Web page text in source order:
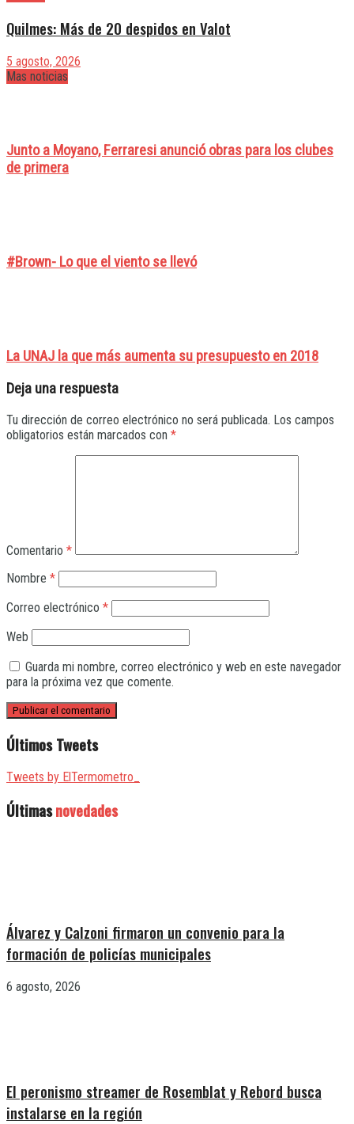
Quilmes: Más de 20 despidos en Valot
5 agosto, 2026
Mas noticias
Junto a Moyano, Ferraresi anunció obras para los clubes
de primera
#Brown- Lo que el viento se llevó
La UNAJ la que más aumenta su presupuesto en 2018
Deja una respuesta
Tu dirección de correo electrónico no será publicada. Los campos
obligatorios están marcados con *
Comentario *
Nombre *
Correo electrónico *
Web
Guarda mi nombre, correo electrónico y web en este navegador
para la próxima vez que comente.
Últimos Tweets
Tweets by ElTermometro_
Últimasnovedades
Álvarez y Calzoni firmaron un convenio para la
formación de policías municipales
6 agosto, 2026
El peronismo streamer de Rosemblat y Rebord busca
instalarse en la región